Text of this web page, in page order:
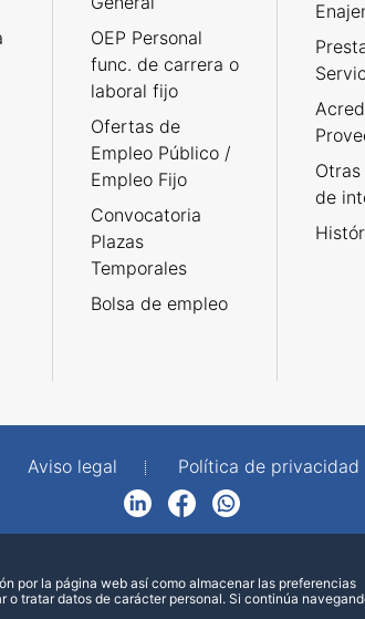
OEP Personal
func. de carrera o
laboral fijo
Ofertas de
Empleo Público /
Empleo Fijo
Convocatoria
Plazas
Temporales
Bolsa de empleo
de
Aviso legal Política de privacidad
FacebookWhatsApp
por la página web así como almacenar las preferencias
tratar datos de carácter personal. Si continúa